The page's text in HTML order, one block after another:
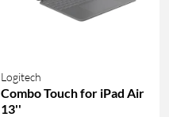
Logitech
Combo Touch for iPad Air
13''